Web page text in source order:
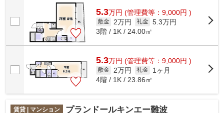
5.3万円 (管理費等：9,000円 )
敷金 2万円 礼金 5.3万円
3階 / 1K / 24.00㎡
5.3万円 (管理費等：9,000円 )
敷金 2万円 礼金
1ヶ月
4階 / 1K / 23.86㎡
賃貸 | マンション プランドールキンエー難波